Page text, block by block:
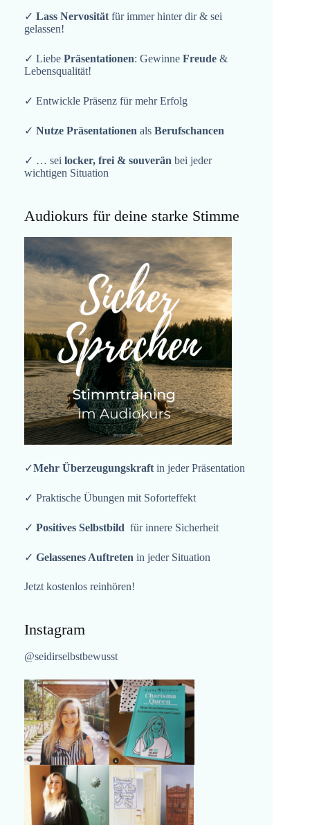
✓ Lass Nervositätfür immer hinter dir & sei
gelassen!
✓ Liebe Präsentationen: Gewinne Freude &
Lebensqualität!
✓ Entwickle Präsenz für mehr Erfolg
✓ Nutze Präsentationen als Berufschancen
✓ … sei locker, frei & souverän bei jeder
wichtigen Situation
Audiokurs für deine starke Stimme
✓Mehr Überzeugungskraft in jeder Präsentation
✓ Praktische Übungen mit Soforteffekt
✓ Positives Selbstbild für innere Sicherheit
✓ Gelassenes Auftreten in jeder Situation
Jetzt kostenlos reinhören!
Instagram
@seidirselbstbewusst